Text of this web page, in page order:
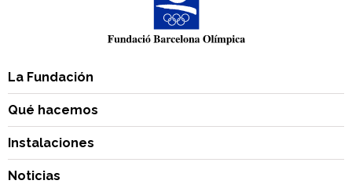
La Fundación
Qué hacemos
Instalaciones
Noticias